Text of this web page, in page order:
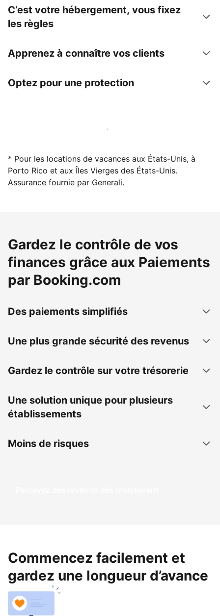
C’est votre hébergement, vous fixez
les règles
Apprenez à connaître vos clients
Optez pour une protection
Accueillez des clients avec nous dès maintenant
* Pour les locations de vacances aux États-Unis, à
Porto Rico et aux Îles Vierges des États-Unis.
Assurance fournie par Generali.
Gardez le contrôle de vos
finances grâce aux Paiements
par Booking.com
Des paiements simplifiés
Une plus grande sécurité des revenus
Gardez le contrôle sur votre trésorerie
Une solution unique pour plusieurs
établissements
Moins de risques
Percevez des revenus dès maintenant
Commencez facilement et
gardez une longueur d’avance